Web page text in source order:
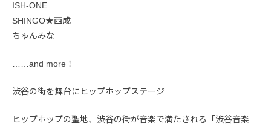
ISH-ONE
SHINGO★西成
ちゃんみな
……and more！
渋谷の街を舞台にヒップホップステージ
ヒップホップの聖地、渋谷の街が音楽で満たされる「渋谷音楽